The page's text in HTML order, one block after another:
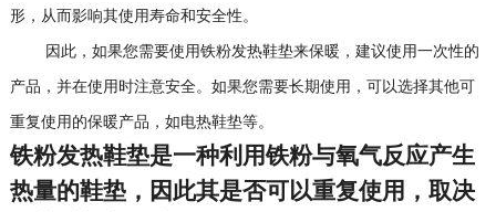
形，从而影响其使用寿命和安全性。
因此，如果您需要使用铁粉发热鞋垫来保暖，建议使用一次性的
产品，并在使用时注意安全。如果您需要长期使用，可以选择其他可
重复使用的保暖产品，如电热鞋垫等。
铁粉发热鞋垫是一种利用铁粉与氧气反应产生
热量的鞋垫，因此其是否可以重复使用，取决